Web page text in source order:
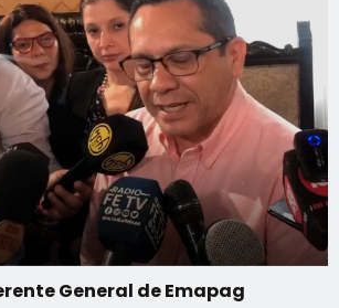
General de Emapag